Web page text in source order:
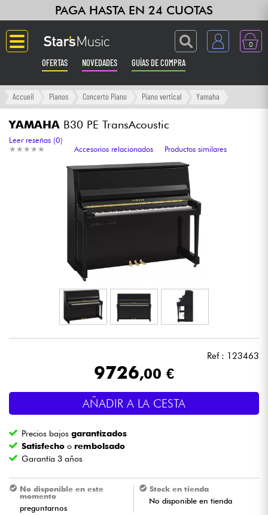
PAGA HASTA EN 24 CUOTAS
0
OFERTAS NOVEDADES GUÍAS DE COMPRA
Langue
Guitarras & Bajos
Ampli & Efectos
Sintetizadores & samplers
Auriculares
Sistemas de Sonido
Batería y percusión
Violines y cuarteto
Accueil Pianos Concerto Piano Piano vertical Yamaha
YAMAHA B30 PE TransAcoustic
★ ★ ★ ★ ★
★ ★ ★ ★ ★
Leer reseñas (0)
Accesorios relacionados
Productos similares
Ref : 123463
9726,00 €
AÑADIR A LA CESTA
Precios bajosgarantizados
Satisfecho o rembolsado
Garantía 3 años
No disponible en este
momento
preguntarnos
Stock en tienda
No disponible en tienda